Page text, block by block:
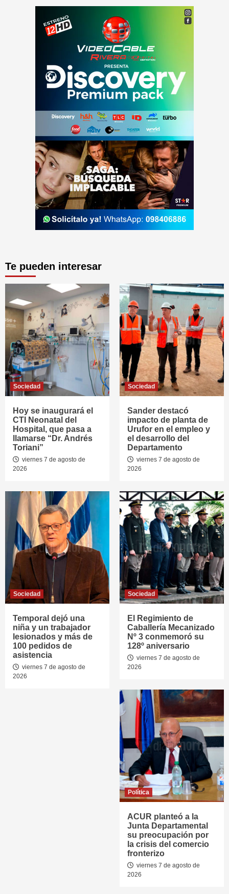
Te pueden interesar
Sociedad
Hoy se inaugurará el
CTI Neonatal del
Hospital, que pasa a
llamarse “Dr. Andrés
Toriani”
viernes 7 de agosto de
2026
Sociedad
Sander destacó
impacto de planta de
Urufor en el empleo y
el desarrollo del
Departamento
viernes 7 de agosto de
2026
Sociedad
Temporal dejó una
niña y un trabajador
lesionados y más de
100 pedidos de
asistencia
viernes 7 de agosto de
2026
Sociedad
El Regimiento de
Caballería Mecanizado
Nº 3 conmemoró su
128º aniversario
viernes 7 de agosto de
2026
Política
ACUR planteó a la
Junta Departamental
su preocupación por
la crisis del comercio
fronterizo
viernes 7 de agosto de
2026